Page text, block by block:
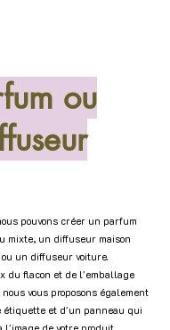
ou
pouvons créer un parfum
mixte, un diffuseur maison
un diffuseur voiture.
du flacon et de l'emballage
vous proposons également
étiquette et d'un panneau qui